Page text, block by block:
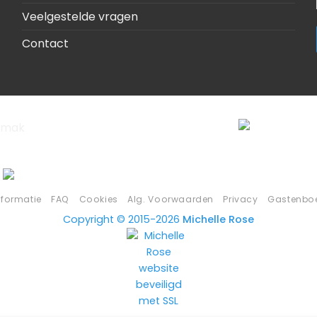
Veelgestelde vragen
Contact
FAQ Cookies Alg. Voorwaarden Privacy
Copyright © 2015-2026 Michelle Rose